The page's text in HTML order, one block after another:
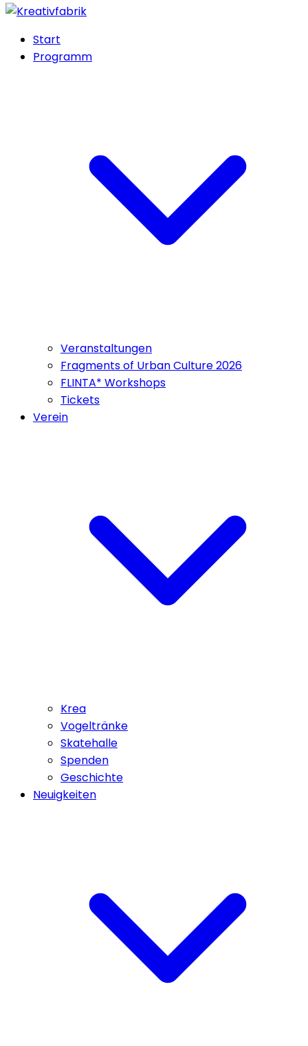
Start
Programm
Veranstaltungen
Fragments of Urban Culture 2026
FLINTA* Workshops
Tickets
Verein
Krea
Vogeltränke
Skatehalle
Spenden
Geschichte
Neuigkeiten